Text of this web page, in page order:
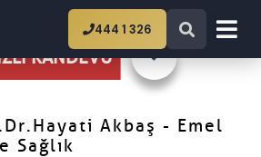
444 1 326
Tv - Doç.Dr.Hayati Akbaş -
Sağlık
RANDEVU
Akbaş - Emel
Sağlık